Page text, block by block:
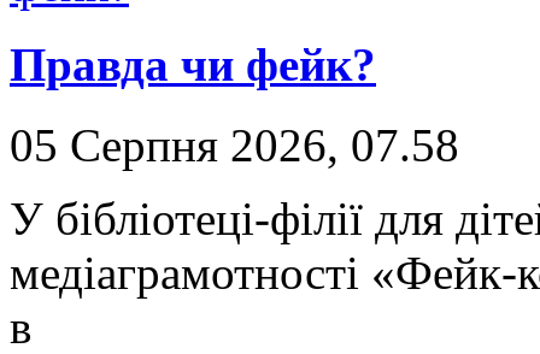
Правда чи фейк?
05 Серпня 2026, 07.58
У бібліотеці-філії для
медіаграмотності «Фейк-
в